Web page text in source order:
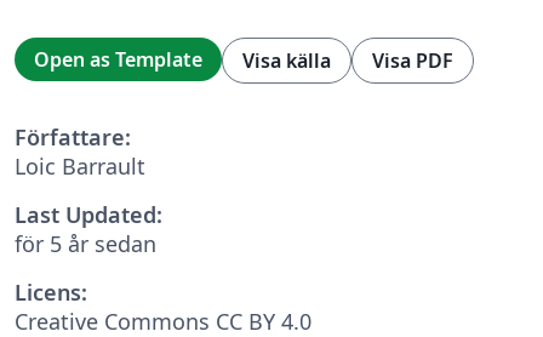
Open as Template Visa källa Visa PDF
Författare:
Loic Barrault
Last Updated:
för 5 år sedan
Licens:
Creative Commons CC BY 4.0